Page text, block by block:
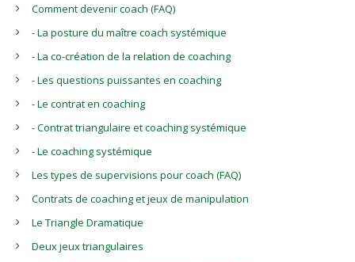
Comment devenir coach (FAQ)
- La posture du maître coach systémique
- La co-création de la relation de coaching
- Les questions puissantes en coaching
- Le contrat en coaching
- Contrat triangulaire et coaching systémique
- Le coaching systémique
Les types de supervisions pour coach (FAQ)
Contrats de coaching et jeux de manipulation
Le Triangle Dramatique
Deux jeux triangulaires